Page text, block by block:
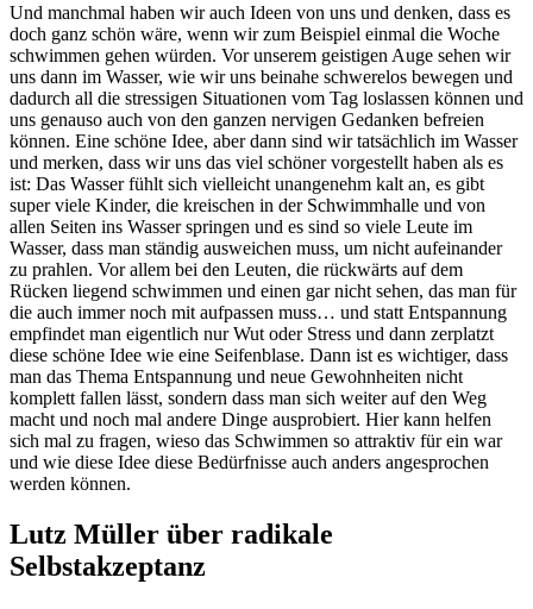
Und manchmal haben wir auch Ideen von uns und denken, dass es
doch ganz schön wäre, wenn wir zum Beispiel einmal die Woche
schwimmen gehen würden. Vor unserem geistigen Auge sehen wir
uns dann im Wasser, wie wir uns beinahe schwerelos bewegen und
dadurch all die stressigen Situationen vom Tag loslassen können und
uns genauso auch von den ganzen nervigen Gedanken befreien
können. Eine schöne Idee, aber dann sind wir tatsächlich im Wasser
und merken, dass wir uns das viel schöner vorgestellt haben als es
ist: Das Wasser fühlt sich vielleicht unangenehm kalt an, es gibt
super viele Kinder, die kreischen in der Schwimmhalle und von
allen Seiten ins Wasser springen und es sind so viele Leute im
Wasser, dass man ständig ausweichen muss, um nicht aufeinander
zu prahlen. Vor allem bei den Leuten, die rückwärts auf dem
Rücken liegend schwimmen und einen gar nicht sehen, das man für
die auch immer noch mit aufpassen muss… und statt Entspannung
empfindet man eigentlich nur Wut oder Stress und dann zerplatzt
diese schöne Idee wie eine Seifenblase. Dann ist es wichtiger, dass
man das Thema Entspannung und neue Gewohnheiten nicht
komplett fallen lässt, sondern dass man sich weiter auf den Weg
macht und noch mal andere Dinge ausprobiert. Hier kann helfen
sich mal zu fragen, wieso das Schwimmen so attraktiv für ein war
und wie diese Idee diese Bedürfnisse auch anders angesprochen
werden können.
Lutz Müller über radikale
Selbstakzeptanz